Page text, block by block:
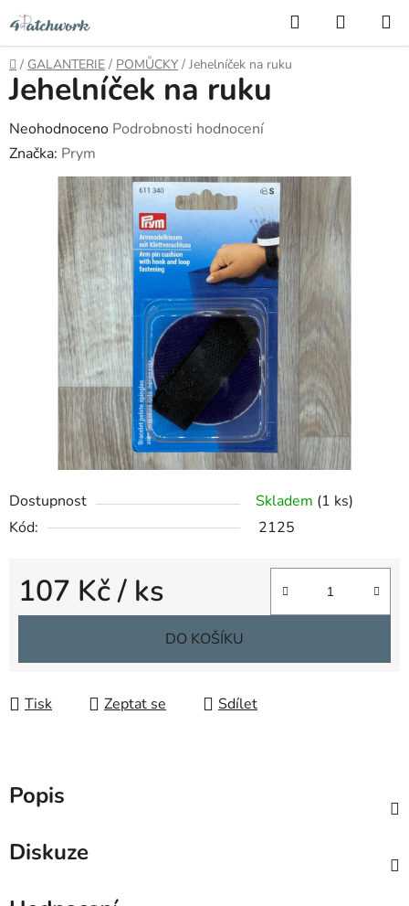
Přejít
na
obsah
Hledat
KOŠÍK
Domů
/ GALANTERIE / POMŮCKY / Jehelníček na ruku
Dostupnost Skladem (1 ks)
Kód:
2125
107 Kč/ ks
Měrná cena:
DO KOŠÍKU
Tisk Zeptat se Sdílet
Jehelníček na ruku
Průměrné
hodnocení
produktu
hvězdiček.
Neohodnoceno Podrobnosti hodnocení
Značka: Prym
Popis
Diskuze